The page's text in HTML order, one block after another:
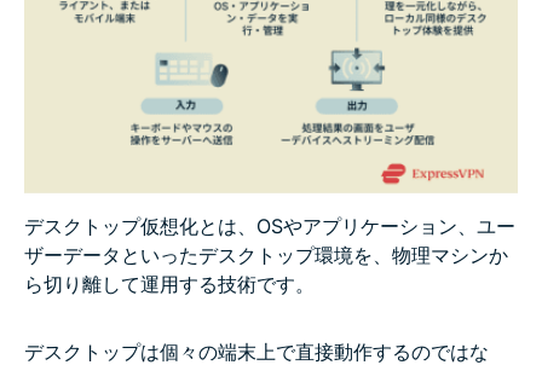
デスクトップ仮想化とは、OSやアプリケーション、ユー
ザーデータといったデスクトップ環境を、物理マシンか
ら切り離して運用する技術です。
デスクトップは個々の端末上で直接動作するのではな